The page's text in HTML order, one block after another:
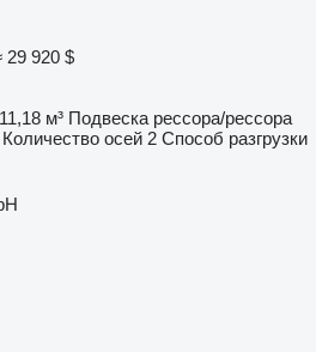
29 920 $
11,18 м³ Подвеска рессора/рессора
Количество осей 2 Способ разгрузки